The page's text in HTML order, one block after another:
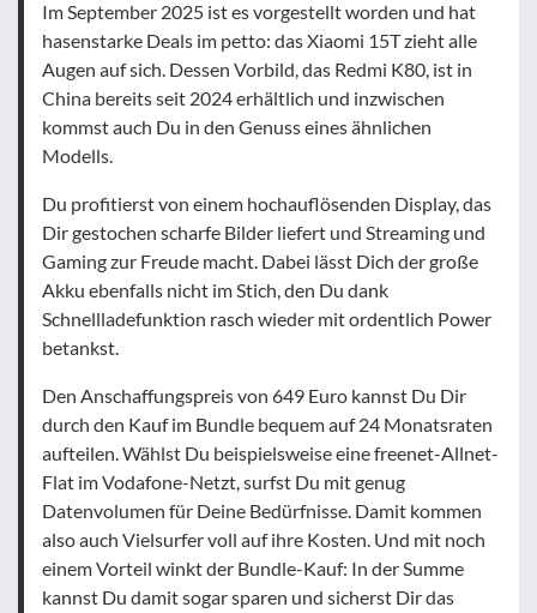
Im September 2025 ist es vorgestellt worden und hat
hasenstarke Deals im petto: das Xiaomi 15T zieht alle
Augen auf sich. Dessen Vorbild, das Redmi K80, ist in
China bereits seit 2024 erhältlich und inzwischen
kommst auch Du in den Genuss eines ähnlichen
Modells.
Du profitierst von einem hochauflösenden Display, das
Dir gestochen scharfe Bilder liefert und Streaming und
Gaming zur Freude macht. Dabei lässt Dich der große
Akku ebenfalls nicht im Stich, den Du dank
Schnellladefunktion rasch wieder mit ordentlich Power
betankst.
Den Anschaffungspreis von 649 Euro kannst Du Dir
durch den Kauf im Bundle bequem auf 24 Monatsraten
aufteilen. Wählst Du beispielsweise eine freenet-Allnet-
Flat im Vodafone-Netzt, surfst Du mit genug
Datenvolumen für Deine Bedürfnisse. Damit kommen
also auch Vielsurfer voll auf ihre Kosten. Und mit noch
einem Vorteil winkt der Bundle-Kauf: In der Summe
kannst Du damit sogar sparen und sicherst Dir das